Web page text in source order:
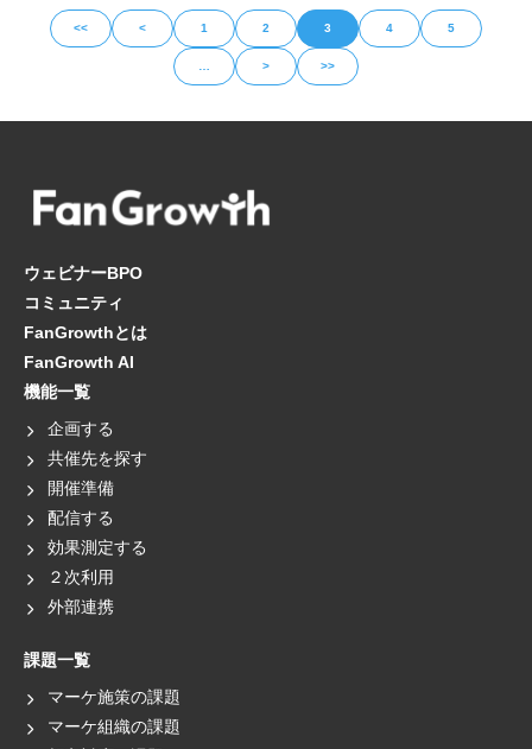
<< < 1 2 3 4 5
> >>
ウェビナーBPO
コミュニティ
FanGrowthとは
FanGrowth AI
機能一覧
企画する
共催先を探す
開催準備
配信する
効果測定する
２次利用
外部連携
課題一覧
マーケ施策の課題
マーケ組織の課題